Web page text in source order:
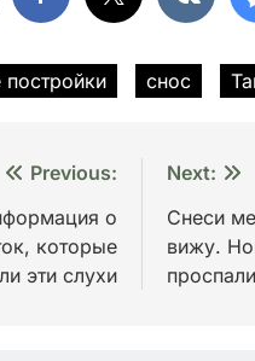
постройки снос
Previous:
о
которые
эти слухи
Next:
Снеси
вижу.
проспали